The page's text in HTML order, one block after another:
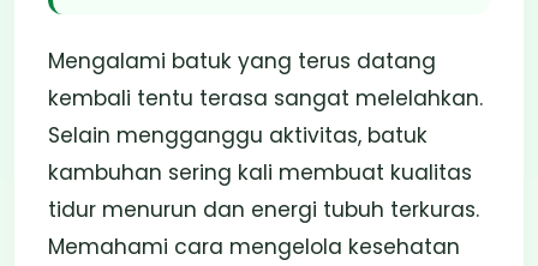
Mengalami batuk yang terus datang
kembali tentu terasa sangat melelahkan.
Selain mengganggu aktivitas, batuk
kambuhan sering kali membuat kualitas
tidur menurun dan energi tubuh terkuras.
Memahami cara mengelola kesehatan